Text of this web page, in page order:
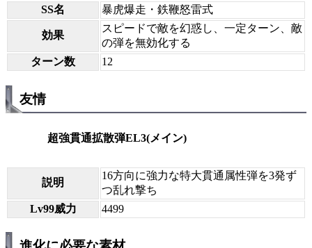
SS名 暴虎爆走・鉄鞭怒雷式
効果
スピードで敵を幻惑し、一定ターン、敵
の弾を無効化する
ターン数
12
友情
超強貫通拡散弾EL3(メイン)
説明
16方向に強力な特大貫通属性弾を3発ず
つ乱れ撃ち
Lv99威力
4499